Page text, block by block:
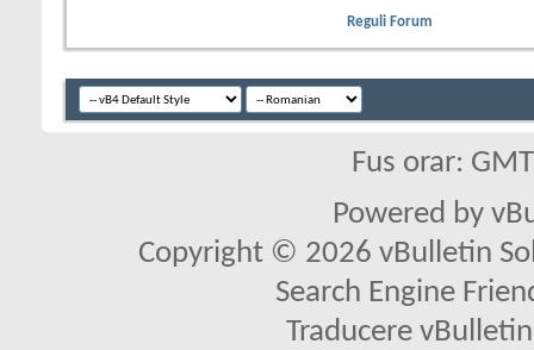
Reguli Forum
Fus orar:
Powered by
Copyright © 2026 vBulletin
Search Engine
Traducere